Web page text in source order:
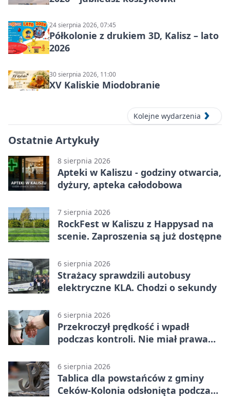
24 sierpnia 2026, 07:45
Półkolonie z drukiem 3D, Kalisz – lato
2026
30 sierpnia 2026, 11:00
XV Kaliskie Miodobranie
Kolejne wydarzenia
Ostatnie Artykuły
8 sierpnia 2026
Apteki w Kaliszu - godziny otwarcia,
dyżury, apteka całodobowa
7 sierpnia 2026
RockFest w Kaliszu z Happysad na
scenie. Zaproszenia są już dostępne
6 sierpnia 2026
Strażacy sprawdzili autobusy
elektryczne KLA. Chodzi o sekundy
6 sierpnia 2026
Przekroczył prędkość i wpadł
podczas kontroli. Nie miał prawa
6 sierpnia 2026
Tablica dla powstańców z gminy
Ceków-Kolonia odsłonięta podczas